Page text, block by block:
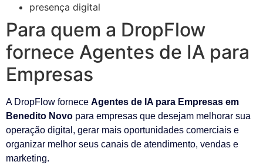
presença digital
Para quem a DropFlow
fornece Agentes de IA para
Empresas
A DropFlow fornece Agentes de IA para Empresas em
Benedito Novo para empresas que desejam melhorar sua
operação digital, gerar mais oportunidades comerciais e
organizar melhor seus canais de atendimento, vendas e
marketing.